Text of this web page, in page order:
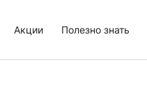
Акции Полезно знать